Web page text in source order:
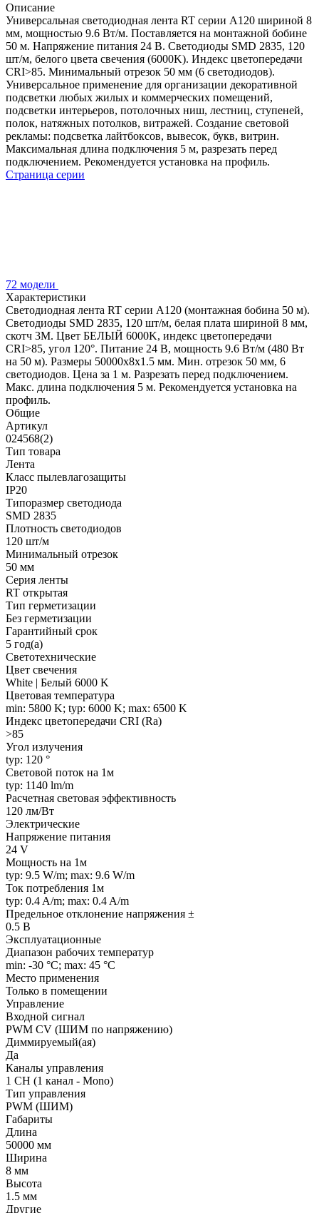
Описание
Универсальная светодиодная лента RT серии A120 шириной 8
мм, мощностью 9.6 Вт/м. Поставляется на монтажной бобине
50 м. Напряжение питания 24 В. Светодиоды SMD 2835, 120
шт/м, белого цвета свечения (6000K). Индекс цветопередачи
CRI>85. Минимальный отрезок 50 мм (6 светодиодов).
Универсальное применение для организации декоративной
подсветки любых жилых и коммерческих помещений,
подсветки интерьеров, потолочных ниш, лестниц, ступеней,
полок, натяжных потолков, витражей. Создание световой
рекламы: подсветка лайтбоксов, вывесок, букв, витрин.
Максимальная длина подключения 5 м, разрезать перед
подключением. Рекомендуется установка на профиль.
Страница серии
72 модели
Характеристики
Светодиодная лента RT серии A120 (монтажная бобина 50 м).
Светодиоды SMD 2835, 120 шт/м, белая плата шириной 8 мм,
скотч 3M. Цвет БЕЛЫЙ 6000K, индекс цветопередачи
CRI>85, угол 120°. Питание 24 В, мощность 9.6 Вт/м (480 Вт
на 50 м). Размеры 50000x8x1.5 мм. Мин. отрезок 50 мм, 6
светодиодов. Цена за 1 м. Разрезать перед подключением.
Макс. длина подключения 5 м. Рекомендуется установка на
профиль.
Общие
Артикул
024568(2)
Тип товара
Лента
Класс пылевлагозащиты
IP20
Типоразмер светодиода
SMD 2835
Плотность светодиодов
120 шт/м
Минимальный отрезок
50 мм
Серия ленты
RT открытая
Тип герметизации
Без герметизации
Гарантийный срок
5 год(а)
Светотехнические
Цвет свечения
White | Белый 6000 K
Цветовая температура
min: 5800 K; typ: 6000 K; max: 6500 K
Индекс цветопередачи CRI (Ra)
>85
Угол излучения
typ: 120 °
Световой поток на 1м
typ: 1140 lm/m
Расчетная световая эффективность
120 лм/Вт
Электрические
Напряжение питания
24 V
Мощность на 1м
typ: 9.5 W/m; max: 9.6 W/m
Ток потребления 1м
typ: 0.4 A/m; max: 0.4 A/m
Предельное отклонение напряжения ±
0.5 В
Эксплуатационные
Диапазон рабочих температур
min: -30 °C; max: 45 °C
Место применения
Только в помещении
Управление
Входной сигнал
PWM СV (ШИМ по напряжению)
Диммируемый(ая)
Да
Каналы управления
1 CH (1 канал - Mono)
Тип управления
PWM (ШИМ)
Габариты
Длина
50000 мм
Ширина
8 мм
Высота
1.5 мм
Другие